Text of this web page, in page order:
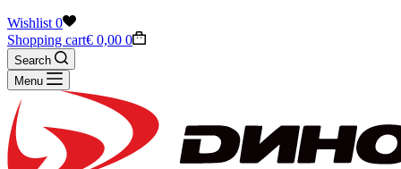
Wishlist 0
Shopping cart€ 0,00 0
Search
Menu